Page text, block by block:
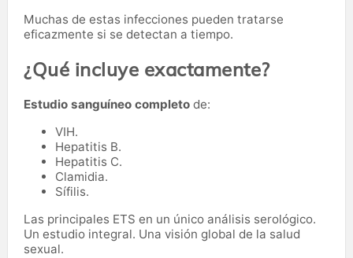
Muchas de estas infecciones pueden tratarse
eficazmente si se detectan a tiempo.
¿Qué incluye exactamente?
Estudio sanguíneo completo de:
VIH.
Hepatitis B.
Hepatitis C.
Clamidia.
Sífilis.
Las principales ETS en un único análisis serológico.
Un estudio integral. Una visión global de la salud
sexual.